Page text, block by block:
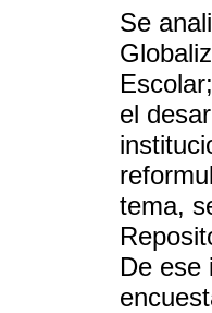
Se
el
tema,
De ese